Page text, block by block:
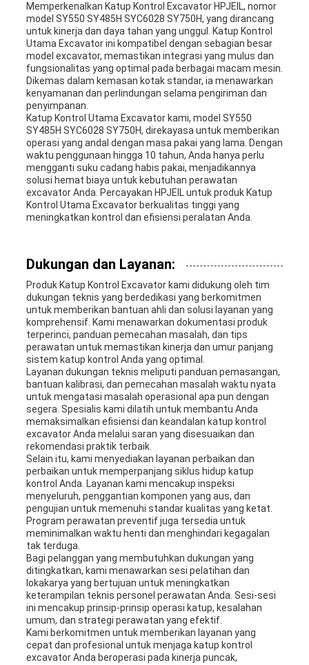
Memperkenalkan Katup Kontrol Excavator HPJEIL, nomor
model SY550 SY485H SYC6028 SY750H, yang dirancang
untuk kinerja dan daya tahan yang unggul. Katup Kontrol
Utama Excavator ini kompatibel dengan sebagian besar
model excavator, memastikan integrasi yang mulus dan
fungsionalitas yang optimal pada berbagai macam mesin.
Dikemas dalam kemasan kotak standar, ia menawarkan
kenyamanan dan perlindungan selama pengiriman dan
penyimpanan.
Katup Kontrol Utama Excavator kami, model SY550
SY485H SYC6028 SY750H, direkayasa untuk memberikan
operasi yang andal dengan masa pakai yang lama. Dengan
waktu penggunaan hingga 10 tahun, Anda hanya perlu
mengganti suku cadang habis pakai, menjadikannya
solusi hemat biaya untuk kebutuhan perawatan
excavator Anda. Percayakan HPJEIL untuk produk Katup
Kontrol Utama Excavator berkualitas tinggi yang
meningkatkan kontrol dan efisiensi peralatan Anda.
Dukungan dan Layanan:
Produk Katup Kontrol Excavator kami didukung oleh tim
dukungan teknis yang berdedikasi yang berkomitmen
untuk memberikan bantuan ahli dan solusi layanan yang
komprehensif. Kami menawarkan dokumentasi produk
terperinci, panduan pemecahan masalah, dan tips
perawatan untuk memastikan kinerja dan umur panjang
sistem katup kontrol Anda yang optimal.
Layanan dukungan teknis meliputi panduan pemasangan,
bantuan kalibrasi, dan pemecahan masalah waktu nyata
untuk mengatasi masalah operasional apa pun dengan
segera. Spesialis kami dilatih untuk membantu Anda
memaksimalkan efisiensi dan keandalan katup kontrol
excavator Anda melalui saran yang disesuaikan dan
rekomendasi praktik terbaik.
Selain itu, kami menyediakan layanan perbaikan dan
perbaikan untuk memperpanjang siklus hidup katup
kontrol Anda. Layanan kami mencakup inspeksi
menyeluruh, penggantian komponen yang aus, dan
pengujian untuk memenuhi standar kualitas yang ketat.
Program perawatan preventif juga tersedia untuk
meminimalkan waktu henti dan menghindari kegagalan
tak terduga.
Bagi pelanggan yang membutuhkan dukungan yang
ditingkatkan, kami menawarkan sesi pelatihan dan
lokakarya yang bertujuan untuk meningkatkan
keterampilan teknis personel perawatan Anda. Sesi-sesi
ini mencakup prinsip-prinsip operasi katup, kesalahan
umum, dan strategi perawatan yang efektif.
Kami berkomitmen untuk memberikan layanan yang
cepat dan profesional untuk menjaga katup kontrol
excavator Anda beroperasi pada kinerja puncak,